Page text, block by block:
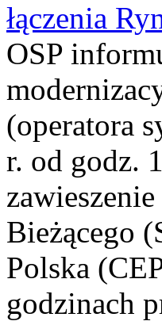
łączenia
OSP
(operatora
r. od godz.
Bieżącego
Polska
godzinach